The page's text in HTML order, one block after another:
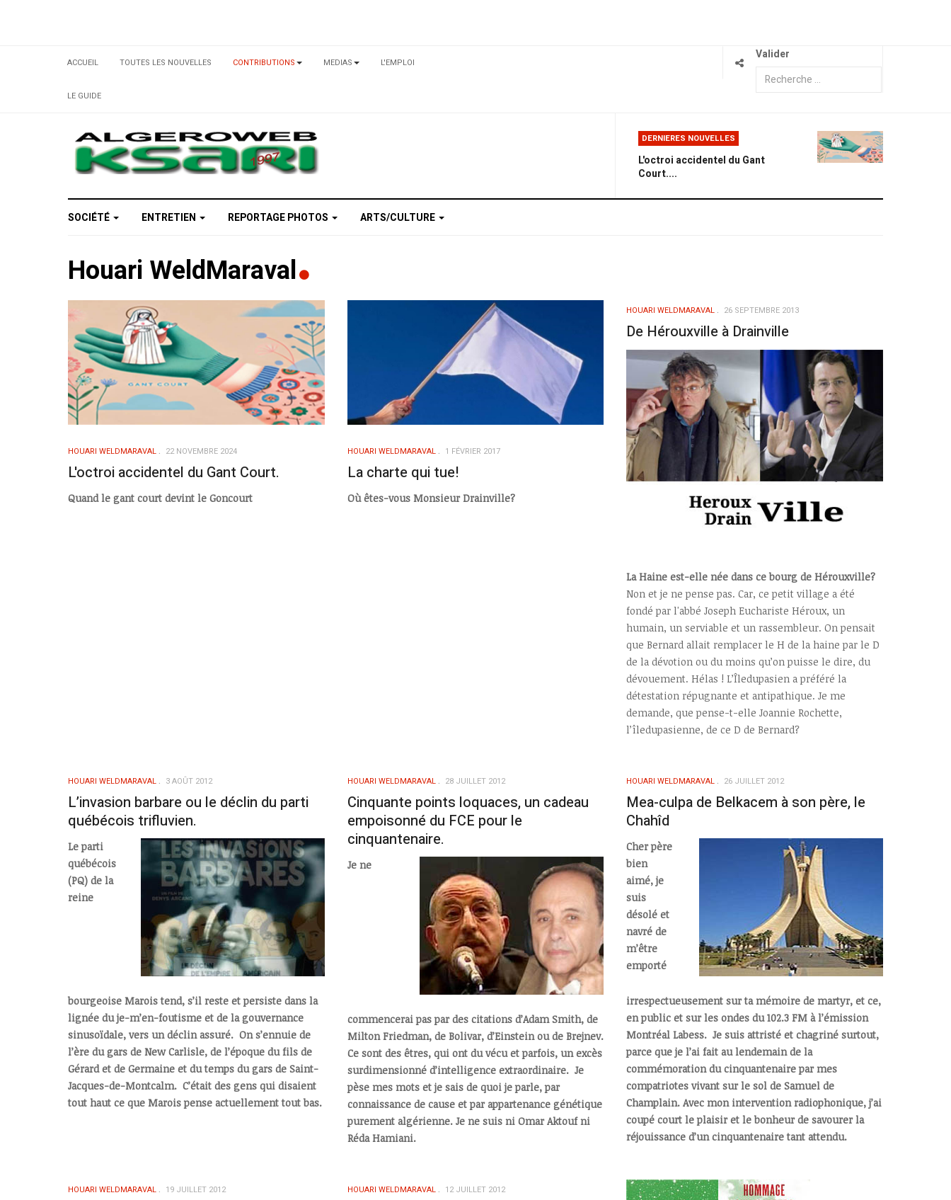
ACCUEIL TOUTES LES NOUVELLES CONTRIBUTIONS MEDIAS L'EMPLOI
LE GUIDE
Valider
DERNIERES NOUVELLES
L'octroi accidentel du Gant
Court....
SOCIÉTÉ ENTRETIEN REPORTAGE PHOTOS ARTS/CULTURE
Houari WeldMaraval
HOUARI WELDMARAVAL 22 NOVEMBRE 2024
L'octroi accidentel du Gant Court.
Quand le gant court devint le Goncourt
HOUARI WELDMARAVAL 1 FÉVRIER 2017
La charte qui tue!
Où êtes-vous Monsieur Drainville?
HOUARI WELDMARAVAL 26 SEPTEMBRE 2013
De Hérouxville à Drainville
La Haine est-elle née dans ce bourg de Hérouxville?
Non et je ne pense pas. Car, ce petit village a été
fondé par l'abbé Joseph Euchariste Héroux, un
humain, un serviable et un rassembleur. On pensait
que Bernard allait remplacer le H de la haine par le D
de la dévotion ou du moins qu’on puisse le dire, du
dévouement. Hélas ! L’Îledupasien a préféré la
détestation répugnante et antipathique. Je me
demande, que pense-t-elle Joannie Rochette,
l’îledupasienne, de ce D de Bernard?
HOUARI WELDMARAVAL 3 AOÛT 2012
L’invasion barbare ou le déclin du parti
québécois trifluvien.
Le parti
québécois
(PQ) de la
reine
bourgeoise Marois tend, s’il reste et persiste dans la
lignée du je-m’en-foutisme et de la gouvernance
sinusoïdale, vers un déclin assuré. On s’ennuie de
l’ère du gars de New Carlisle, de l’époque du fils de
Gérard et de Germaine et du temps du gars de Saint-
Jacques-de-Montcalm. C’était des gens qui disaient
tout haut ce que Marois pense actuellement tout bas.
HOUARI WELDMARAVAL 28 JUILLET 2012
Cinquante points loquaces, un cadeau
empoisonné du FCE pour le
cinquantenaire.
Je ne
commencerai pas par des citations d’Adam Smith, de
Milton Friedman, de Bolivar, d’Einstein ou de Brejnev.
Ce sont des êtres, qui ont du vécu et parfois, un excès
surdimensionné d’intelligence extraordinaire. Je
pèse mes mots et je sais de quoi je parle, par
connaissance de cause et par appartenance génétique
purement algérienne. Je ne suis ni Omar Aktouf ni
Réda Hamiani.
HOUARI WELDMARAVAL 26 JUILLET 2012
Mea-culpa de Belkacem à son père, le
Chahîd
Cher père
bien
aimé, je
suis
désolé et
navré de
m’être
emporté
irrespectueusement sur ta mémoire de martyr, et ce,
en public et sur les ondes du 102.3 FM à l’émission
Montréal Labess. Je suis attristé et chagriné surtout,
parce que je l’ai fait au lendemain de la
commémoration du cinquantenaire par mes
compatriotes vivant sur le sol de Samuel de
Champlain. Avec mon intervention radiophonique, j’ai
coupé court le plaisir et le bonheur de savourer la
réjouissance d’un cinquantenaire tant attendu.
HOUARI WELDMARAVAL 19 JUILLET 2012 HOUARI WELDMARAVAL 12 JUILLET 2012